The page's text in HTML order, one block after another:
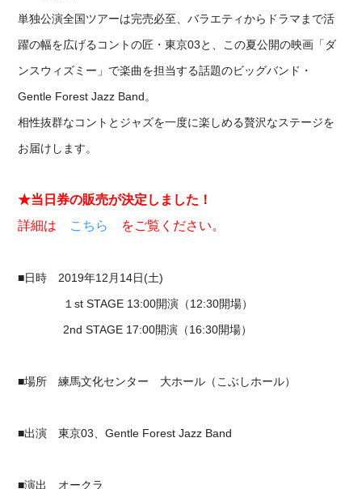
単独公演全国ツアーは完売必至、バラエティからドラマまで活
躍の幅を広げるコントの匠・東京03と、この夏公開の映画「ダ
ンスウィズミー」で楽曲を担当する話題のビッグバンド・
Gentle Forest Jazz Band。
相性抜群なコントとジャズを一度に楽しめる贅沢なステージを
お届けします。
★当日券の販売が決定しました！
詳細は こちら をご覧ください。
■日時 2019年12月14日(土)
１st STAGE 13:00開演（12:30開場）
2nd STAGE 17:00開演（16:30開場）
■場所 練馬文化センター 大ホール（こぶしホール）
■出演 東京03、Gentle Forest Jazz Band
■演出 オークラ